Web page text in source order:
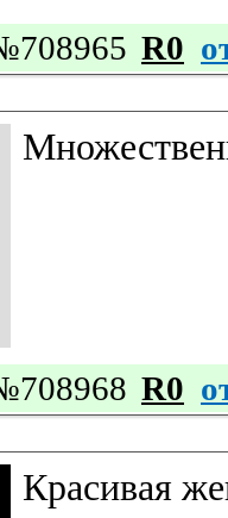
R0
R0
Красивая